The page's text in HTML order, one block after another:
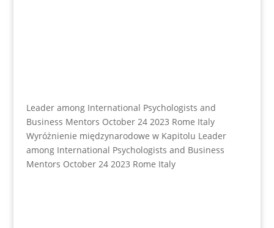
Leader among International Psychologists and
Business Mentors October 24 2023 Rome Italy
Wyróżnienie międzynarodowe w Kapitolu Leader
among International Psychologists and Business
Mentors October 24 2023 Rome Italy